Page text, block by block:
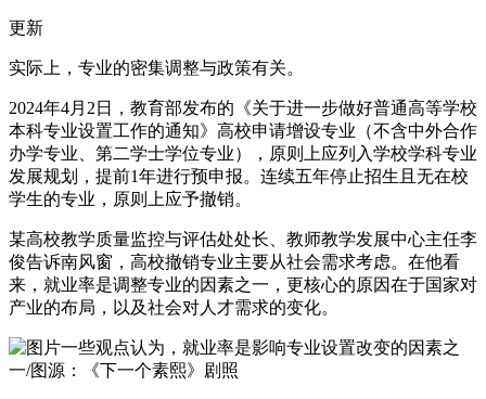
更新
实际上，专业的密集调整与政策有关。
2024年4月2日，教育部发布的《关于进一步做好普通高等学校
本科专业设置工作的通知》高校申请增设专业（不含中外合作
办学专业、第二学士学位专业），原则上应列入学校学科专业
发展规划，提前1年进行预申报。连续五年停止招生且无在校
学生的专业，原则上应予撤销。
某高校教学质量监控与评估处处长、教师教学发展中心主任李
俊告诉南风窗，高校撤销专业主要从社会需求考虑。在他看
来，就业率是调整专业的因素之一，更核心的原因在于国家对
产业的布局，以及社会对人才需求的变化。
一些观点认为，就业率是影响专业设置改变的因素之
一/图源：《下一个素熙》剧照